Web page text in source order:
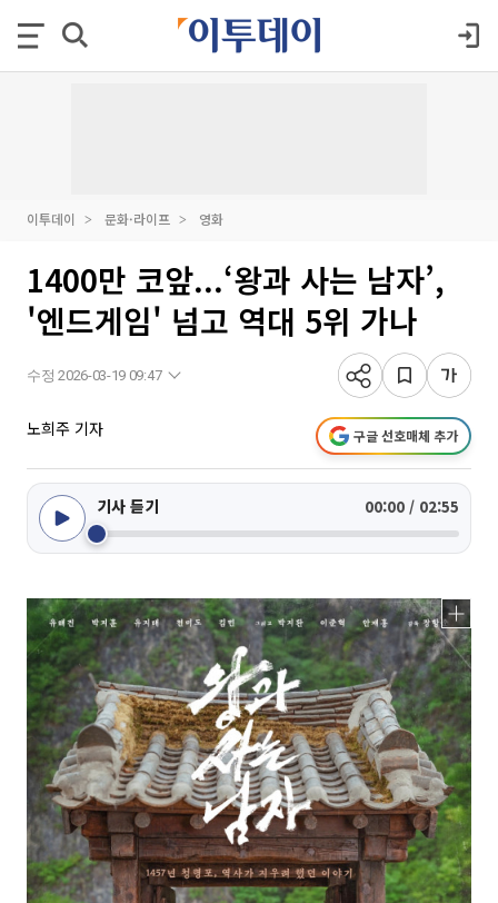
이투데이 문화·라이프 영화
1400만 코앞...‘왕과 사는 남자’,
'엔드게임' 넘고 역대 5위 가나
수정 2026-03-19 09:47
노희주 기자 구글 선호매체 추가
기사 듣기 00:00 / 02:55